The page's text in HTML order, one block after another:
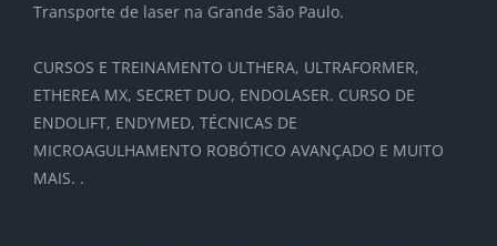
Transporte de laser na Grande São Paulo.
CURSOS E TREINAMENTO ULTHERA, ULTRAFORMER,
ETHEREA MX, SECRET DUO, ENDOLASER. CURSO DE
ENDOLIFT, ENDYMED, TÉCNICAS DE
MICROAGULHAMENTO ROBÓTICO AVANÇADO E MUITO
MAIS. .